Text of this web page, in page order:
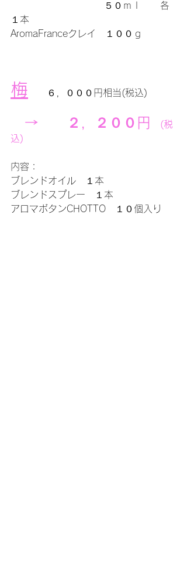
５０ｍｌ　　各
１本
AromaFranceクレイ　１００ｇ
梅 ６，０００円相当(税込)
→　　２，２００円
(税
込)
内容：
ブレンドオイル　１本
ブレンドスプレー　１本
アロマボタンCHOTTO　１０個入り